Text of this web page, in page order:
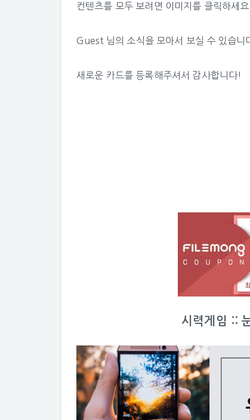
컨텐츠를 모두 보려면 이미지를 클릭하세
Guest 님의 소식을 모아서 보실 수 있습니
새로운 카드를 등록해주셔서 감사합니다!
시력게임 ::